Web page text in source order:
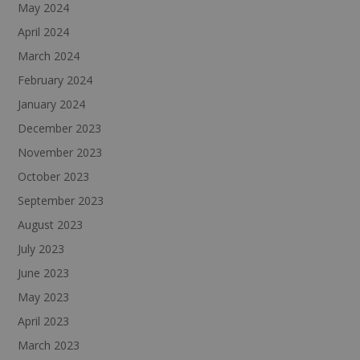
May 2024
April 2024
March 2024
February 2024
January 2024
December 2023
November 2023
October 2023
September 2023
August 2023
July 2023
June 2023
May 2023
April 2023
March 2023